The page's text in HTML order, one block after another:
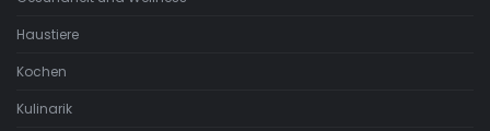
Haustiere
Kochen
Kulinarik